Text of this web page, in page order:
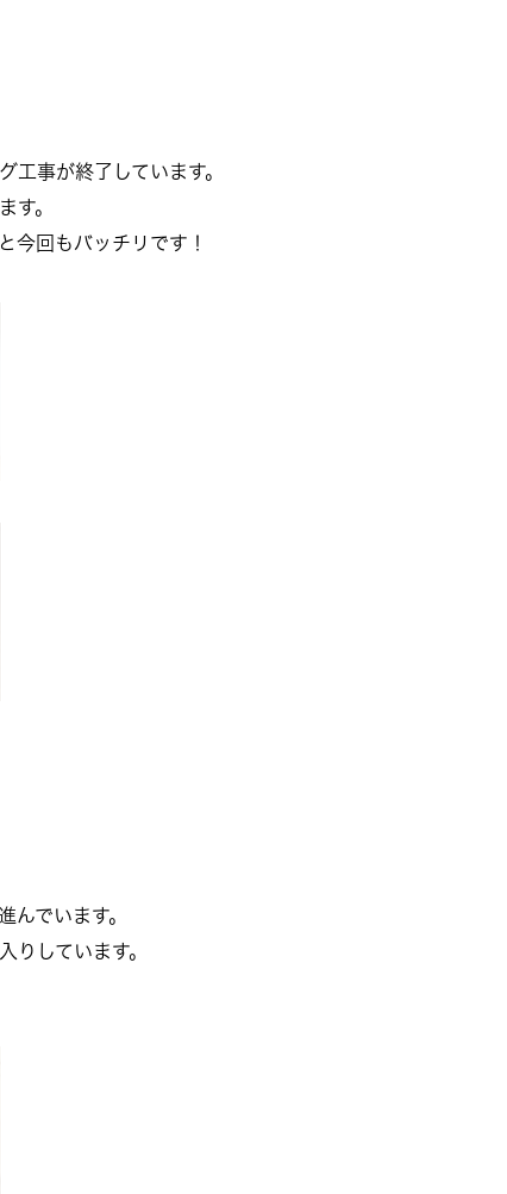
工事が終了しています。
す。
回もバッチリです！
んでいます。
りしています。